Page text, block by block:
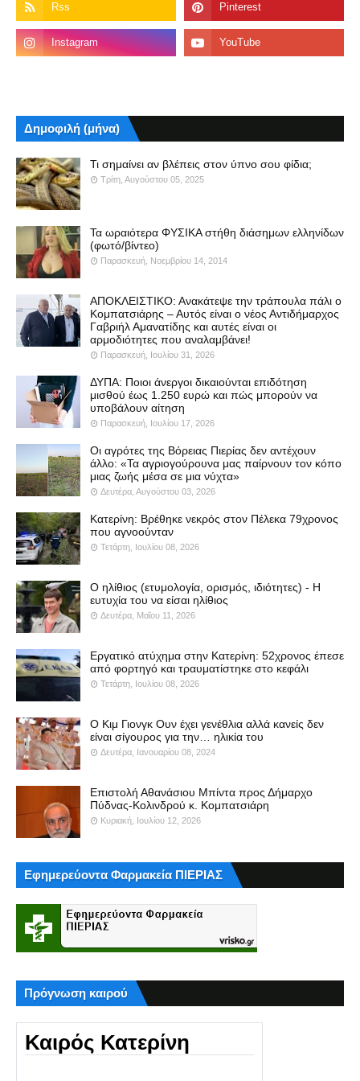
Δημοφιλή (μήνα)
Τι σημαίνει αν βλέπεις στον ύπνο σου φίδια;
Τρίτη, Αυγούστου 05, 2025
Τα ωραιότερα ΦΥΣΙΚΑ στήθη διάσημων ελληνίδων
(φωτό/βίντεο)
Παρασκευή, Νοεμβρίου 14, 2014
ΑΠΟΚΛΕΙΣΤΙΚΟ: Ανακάτεψε την τράπουλα πάλι ο
Κομπατσιάρης – Αυτός είναι ο νέος Αντιδήμαρχος
Γαβριήλ Αμανατίδης και αυτές είναι οι
αρμοδιότητες που αναλαμβάνει!
Παρασκευή, Ιουλίου 31, 2026
ΔΥΠΑ: Ποιοι άνεργοι δικαιούνται επιδότηση
μισθού έως 1.250 ευρώ και πώς μπορούν να
υποβάλουν αίτηση
Παρασκευή, Ιουλίου 17, 2026
Οι αγρότες της Βόρειας Πιερίας δεν αντέχουν
άλλο: «Τα αγριογούρουνα μας παίρνουν τον κόπο
μιας ζωής μέσα σε μια νύχτα»
Δευτέρα, Αυγούστου 03, 2026
Κατερίνη: Βρέθηκε νεκρός στον Πέλεκα 79χρονος
που αγνοούνταν
Τετάρτη, Ιουλίου 08, 2026
Ο ηλίθιος (ετυμολογία, ορισμός, ιδιότητες) - Η
ευτυχία του να είσαι ηλίθιος
Δευτέρα, Μαΐου 11, 2026
Εργατικό ατύχημα στην Κατερίνη: 52χρονος έπεσε
από φορτηγό και τραυματίστηκε στο κεφάλι
Τετάρτη, Ιουλίου 08, 2026
Ο Κιμ Γιονγκ Ουν έχει γενέθλια αλλά κανείς δεν
είναι σίγουρος για την… ηλικία του
Δευτέρα, Ιανουαρίου 08, 2024
Επιστολή Αθανάσιου Μπίντα προς Δήμαρχο
Πύδνας-Κολινδρού κ. Κομπατσιάρη
Κυριακή, Ιουλίου 12, 2026
Εφημερεύοντα Φαρμακεία ΠΙΕΡΙΑΣ
Πρόγνωση καιρού
Καιρός Κατερίνη